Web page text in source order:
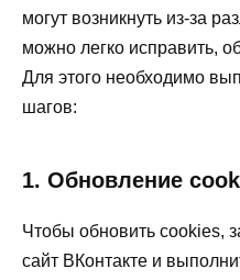
могут возникнуть из-за
можно легко исправить,
Для этого необходимо
шагов:
1. Обновление
Чтобы обновить cookies,
сайт ВКонтакте и